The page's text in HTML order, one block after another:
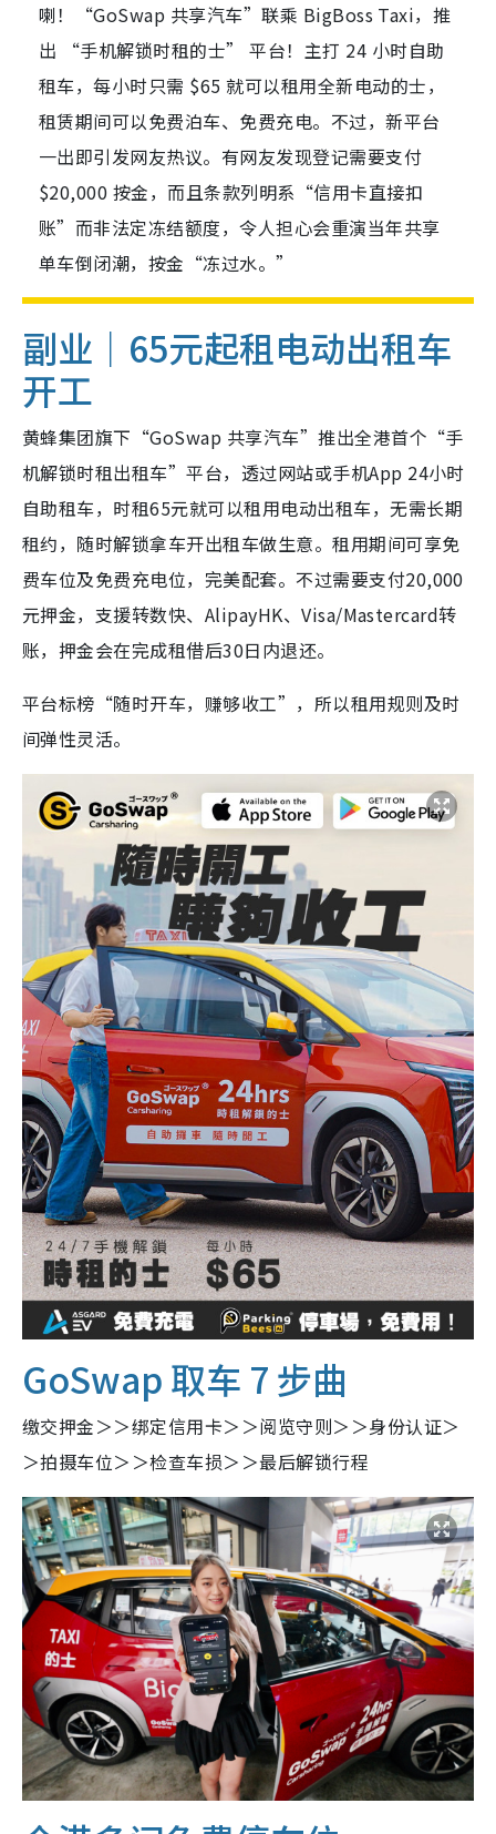
喇！“GoSwap 共享汽车”联乘 BigBoss Taxi，推
出 “手机解锁时租的士” 平台！主打 24 小时自助
租车，每小时只需 $65 就可以租用全新电动的士，
租赁期间可以免费泊车、免费充电。不过，新平台
一出即引发网友热议。有网友发现登记需要支付
$20,000 按金，而且条款列明系“信用卡直接扣
账”而非法定冻结额度，令人担心会重演当年共享
单车倒闭潮，按金“冻过水。”
副业｜65元起租电动出租车
开工
黄蜂集团旗下“GoSwap 共享汽车”推出全港首个“手
机解锁时租出租车”平台，透过网站或手机App 24小时
自助租车，时租65元就可以租用电动出租车，无需长期
租约，随时解锁拿车开出租车做生意。租用期间可享免
费车位及免费充电位，完美配套。不过需要支付20,000
元押金，支援转数快、AlipayHK、Visa/Mastercard转
账，押金会在完成租借后30日内退还。
平台标榜“随时开车，赚够收工”，所以租用规则及时
间弹性灵活。
GoSwap 取车 7 步曲
缴交押金＞＞绑定信用卡＞＞阅览守则＞＞身份认证＞
＞拍摄车位＞＞检查车损＞＞最后解锁行程